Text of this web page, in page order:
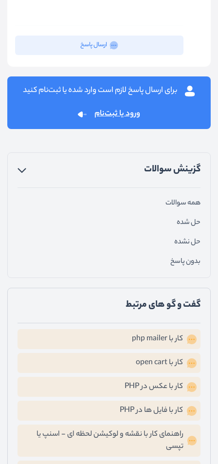
گزینش سوالات
همه سوالات
حل شده
حل نشده
بدون پاسخ
گفت و گو های مرتبط
کار با php mailer
کار با open cart
کار با عکس در PHP
کار با فایل ها در PHP
راهنمای کار با نقشه و لوکیشن لحظه ای - اسنپ یا
تپسی
ارسال پاسخ
برای ارسال پاسخ لازم است وارد شده یا ثبت‌نام کنید
ورود یا ثبت‌نام